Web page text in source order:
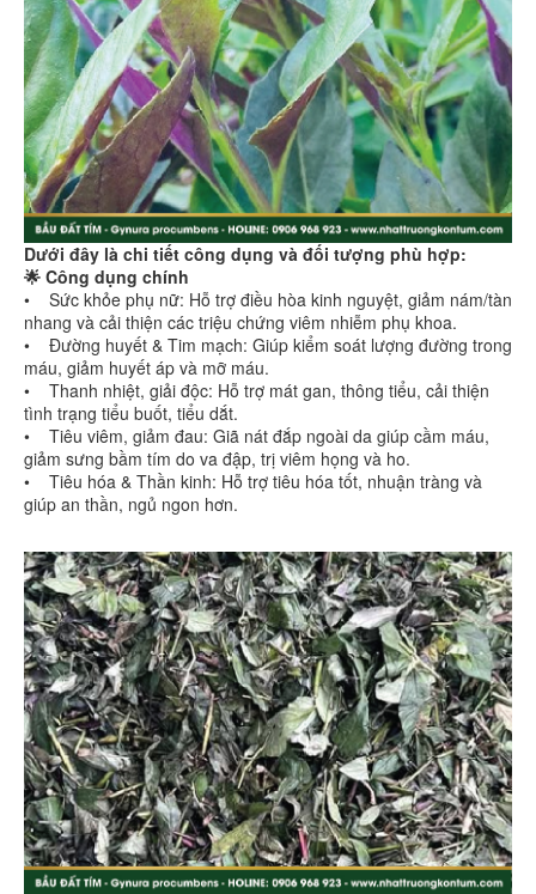
Dưới đây là chi tiết công dụng và đối tượng phù hợp:
🌟 Công dụng chính
• Sức khỏe phụ nữ: Hỗ trợ điều hòa kinh nguyệt, giảm nám/tàn
nhang và cải thiện các triệu chứng viêm nhiễm phụ khoa.
• Đường huyết & Tim mạch: Giúp kiểm soát lượng đường trong
máu, giảm huyết áp và mỡ máu.
• Thanh nhiệt, giải độc: Hỗ trợ mát gan, thông tiểu, cải thiện
tình trạng tiểu buốt, tiểu dắt.
• Tiêu viêm, giảm đau: Giã nát đắp ngoài da giúp cầm máu,
giảm sưng bầm tím do va đập, trị viêm họng và ho.
• Tiêu hóa & Thần kinh: Hỗ trợ tiêu hóa tốt, nhuận tràng và
giúp an thần, ngủ ngon hơn.